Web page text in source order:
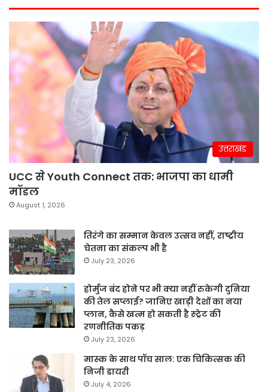
उत्तराखंड
UCC से Youth Connect तक: भाजपा का धामी
मॉडल
August 1, 2026
तिरंगे का सम्मान केवल उत्सव नहीं, राष्ट्रीय
चेतना का संकल्प भी है
July 23, 2026
होर्मुज बंद होने पर भी क्या नहीं रुकेगी दुनिया
की तेल सप्लाई? जानिए खाड़ी देशों का नया
प्लान, कैसे खत्म हो सकती है स्ट्रेट की
रणनीतिक पकड़
July 23, 2026
मास्क के साथ पॉच साल: एक चिकित्सक की
निजी डायरी
July 4, 2026